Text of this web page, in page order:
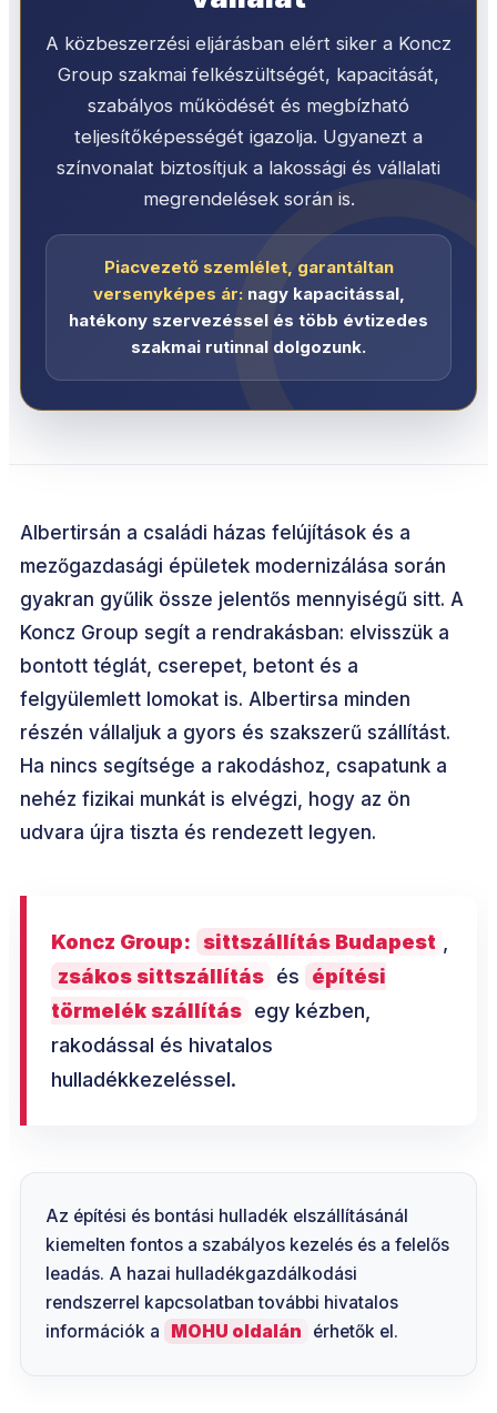
A közbeszerzési eljárásban elért siker a Koncz
Group szakmai felkészültségét, kapacitását,
szabályos működését és megbízható
teljesítőképességét igazolja. Ugyanezt a
színvonalat biztosítjuk a lakossági és vállalati
megrendelések során is.
Piacvezető szemlélet, garantáltan
versenyképes ár:nagy kapacitással,
hatékony szervezéssel és több évtizedes
szakmai rutinnal dolgozunk.
Albertirsán a családi házas felújítások és a
mezőgazdasági épületek modernizálása során
gyakran gyűlik össze jelentős mennyiségű sitt. A
Koncz Group segít a rendrakásban: elvisszük a
bontott téglát, cserepet, betont és a
felgyülemlett lomokat is. Albertirsa minden
részén vállaljuk a gyors és szakszerű szállítást.
Ha nincs segítsége a rakodáshoz, csapatunk a
nehéz fizikai munkát is elvégzi, hogy az ön
udvara újra tiszta és rendezett legyen.
Koncz Group: sittszállítás Budapest
zsákos sittszállítás és
építési
törmelék szállítás egy kézben,
rakodással és hivatalos
hulladékkezeléssel.
Az építési és bontási hulladék elszállításánál
kiemelten fontos a szabályos kezelés és a felelős
leadás. A hazai hulladékgazdálkodási
rendszerrel kapcsolatban további hivatalos
információk a
MOHU oldalán érhetők el.